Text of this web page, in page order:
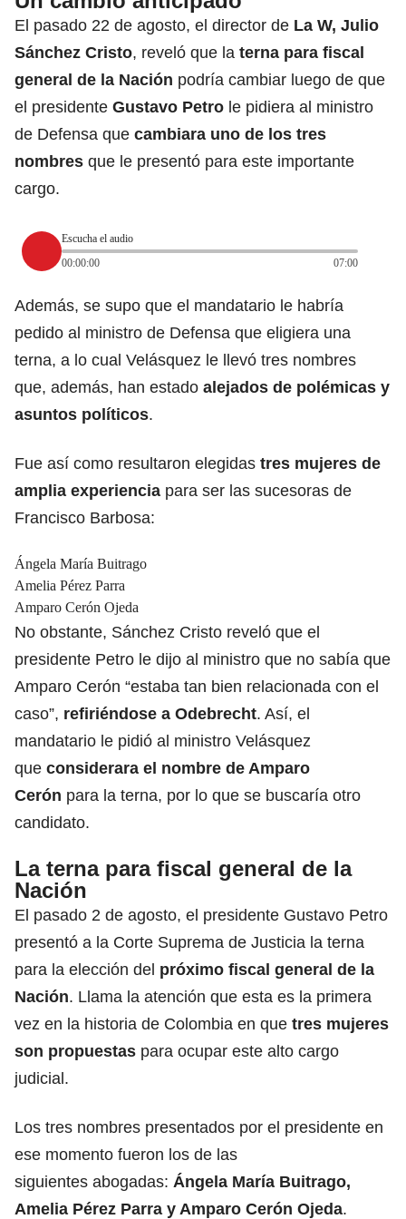
El pasado 22 de agosto, el director de La W, Julio
Sánchez Cristo, reveló que la terna para fiscal
general de la Nación podría cambiar luego de que
el presidente Gustavo Petro le pidiera al ministro
de Defensa que cambiara uno de los tres
nombres que le presentó para este importante
cargo.
Escucha el audio
00:00:00
07:00
Además, se supo que el mandatario le habría
pedido al ministro de Defensa que eligiera una
terna, a lo cual Velásquez le llevó tres nombres
que, además, han estado alejados de polémicas y
asuntos políticos.
Fue así como resultaron elegidas tres mujeres de
amplia experiencia para ser las sucesoras de
Francisco Barbosa:
Ángela María Buitrago
Amelia Pérez Parra
Amparo Cerón Ojeda
No obstante, Sánchez Cristo reveló que el
presidente Petro le dijo al ministro que no sabía que
Amparo Cerón “estaba tan bien relacionada con el
caso”, refiriéndose a Odebrecht. Así, el
mandatario le pidió al ministro Velásquez
que considerara el nombre de Amparo
Cerón para la terna, por lo que se buscaría otro
candidato.
La terna para fiscal general de la
Nación
El pasado 2 de agosto, el presidente Gustavo Petro
presentó a la Corte Suprema de Justicia la terna
para la elección del próximo fiscal general de la
Nación. Llama la atención que esta es la primera
vez en la historia de Colombia en que tres mujeres
son propuestas para ocupar este alto cargo
judicial.
Los tres nombres presentados por el presidente en
ese momento fueron los de las
siguientes abogadas: Ángela María Buitrago,
Amelia Pérez Parra y Amparo Cerón Ojeda.